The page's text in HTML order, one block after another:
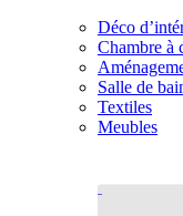
Déco
Chambre à
Salle de
Textiles
Meubles